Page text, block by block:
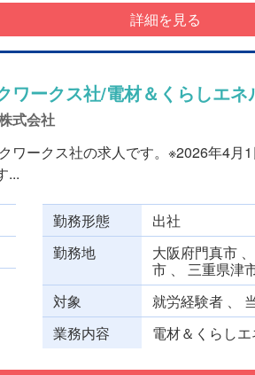
詳細を見る
ワークス社/電材＆くらしエ
式会社
ワークス社の求人です。※2026年4月
...
勤務形態
出社
勤務地
大阪府門真市
市 、 三重県津
対象
就労経験者 、
業務内容
電材＆くらし